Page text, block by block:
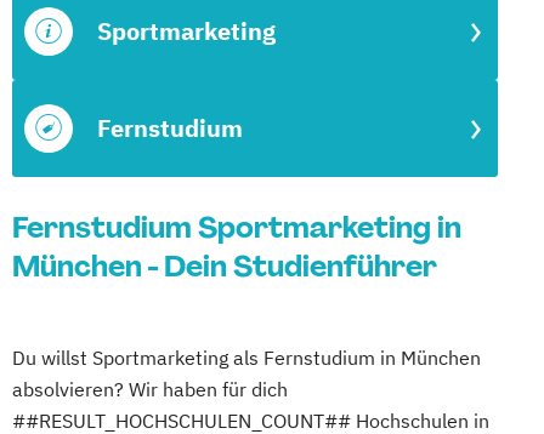
Fernstudium
Sportmarketing
Fernstudium Sportmarketing in
München - Dein Studienführer
Du willst Sportmarketing als Fernstudium in München
absolvieren? Wir haben für dich
##RESULT_HOCHSCHULEN_COUNT## Hochschulen in